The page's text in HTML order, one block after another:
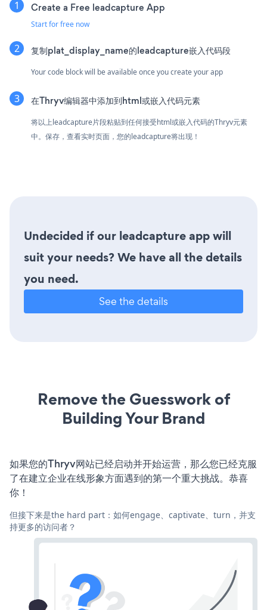
Create a Free leadcapture App
Start for free now
复制plat_display_name的leadcapture嵌入代码段
Your code block will be available once you create your app
在Thryv编辑器中添加到html或嵌入代码元素
将以上leadcapture片段粘贴到任何接受html或嵌入代码的Thryv元素
中。保存，查看实时页面，您的leadcapture将出现！
Undecided if our leadcapture app will
suit your needs? We have all the details
you need.
See the details
Remove the Guesswork of
Building Your Brand
如果您的Thryv网站已经启动并开始运营，那么您已经克服
了在建立企业在线形象方面遇到的第一个重大挑战。恭喜
你！
但接下来是the hard part：如何engage、captivate、turn，并支
持更多的访问者？